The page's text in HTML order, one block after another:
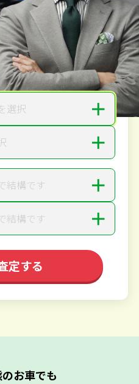
完了！
タンWeb査定
丁寧に査定いたします
選択 ＋
＋
結構です ＋
結構です ＋
定する
お車でも